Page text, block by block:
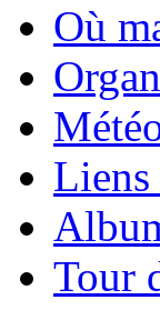
Où
Tour